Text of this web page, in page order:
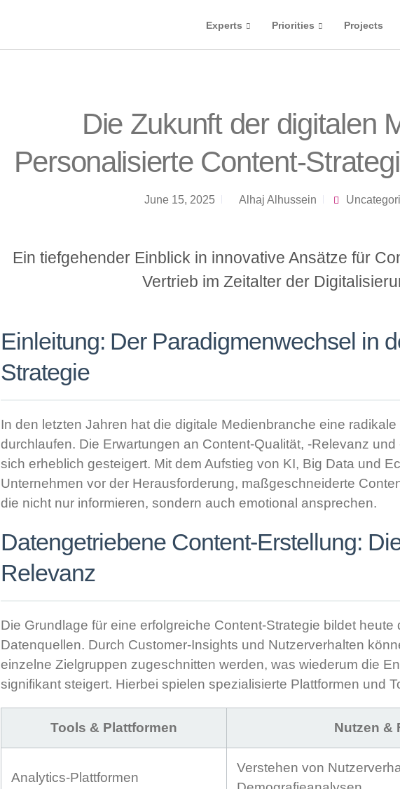
Experts Priorities Projects
Die Zukunft der digitalen
Personalisierte Content-
June 15, 2025 Alhaj Alhussein
Ein tiefgehender Einblick in innovative Ansätze für
Vertrieb im Zeitalter der
Einleitung: Der Paradigmenwechsel in
Strategie
In den letzten Jahren hat die digitale Medienbranche eine radikale
durchlaufen. Die Erwartungen an Content-Qualität, -Relevanz
sich erheblich gesteigert. Mit dem Aufstieg von KI, Big Data und
Unternehmen vor der Herausforderung, maßgeschneiderte
die nicht nur informieren, sondern auch emotional ansprechen.
Datengetriebene Content-Erstellung:
Relevanz
Die Grundlage für eine erfolgreiche Content-Strategie bildet
Datenquellen. Durch Customer-Insights und Nutzerverhalten
einzelne Zielgruppen zugeschnitten werden, was wiederum die
signifikant steigert. Hierbei spielen spezialisierte Plattformen und
Tools & Plattformen Nutzen &
Analytics-Plattformen
Verstehen von